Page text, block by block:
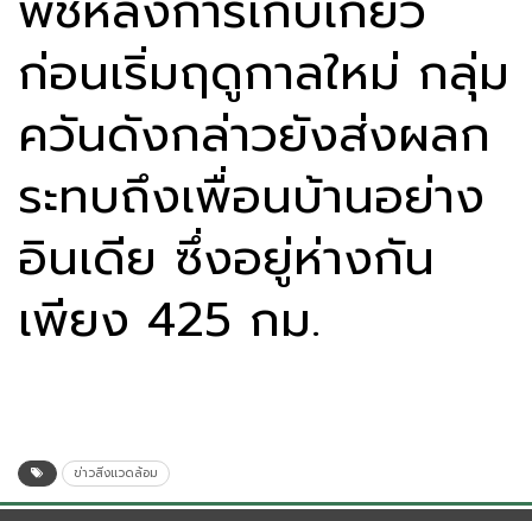
ก่อนเริ่มฤดูกาลใหม่ กลุ่ม
ควันดังกล่าวยังส่งผลก
ระทบถึงเพื่อนบ้านอย่าง
อินเดีย ซึ่งอยู่ห่างกัน
เพียง 425 กม.
ข่าวสิ่งแวดล้อม